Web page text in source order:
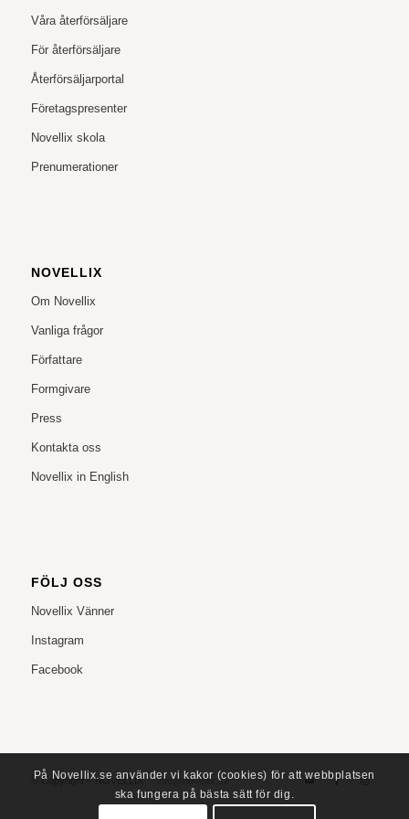
Våra återförsäljare
För återförsäljare
Återförsäljarportal
Företagspresenter
Novellix skola
Prenumerationer
NOVELLIX
Om Novellix
Vanliga frågor
Författare
Formgivare
Press
Kontakta oss
Novellix in English
FÖLJ OSS
Novellix Vänner
Instagram
Facebook
© Copyright – NOVELLIXinfo@novellix.se
På Novellix.se använder vi kakor (cookies) för att webbplatsen
ska fungera på bästa sätt för dig.